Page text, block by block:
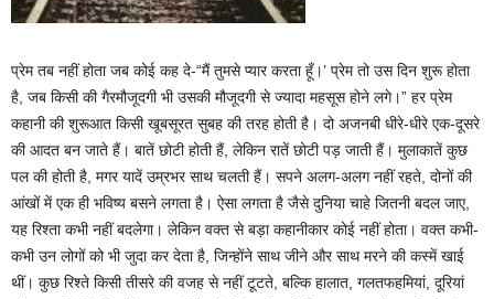
प्रेम तब नहीं होता जब कोई कह दे-“मैं तुमसे प्यार करता हूँ।’ प्रेम तो उस दिन शुरू होता
है, जब किसी की गैरमौजूदगी भी उसकी मौजूदगी से ज्यादा महसूस होने लगे।” हर प्रेम
कहानी की शुरूआत किसी खूबसूरत सुबह की तरह होती है। दो अजनबी धीरे-धीरे एक-दूसरे
की आदत बन जाते हैं। बातें छोटी होती हैं, लेकिन रातें छोटी पड़ जाती हैं। मुलाकातें कुछ
पल की होती है, मगर यादें उम्रभर साथ चलती हैं। सपने अलग-अलग नहीं रहते, दोनों की
आंखों में एक ही भविष्य बसने लगता है। ऐसा लगता है जैसे दुनिया चाहे जितनी बदल जाए,
यह रिश्ता कभी नहीं बदलेगा। लेकिन वक्त से बड़ा कहानीकार कोई नहीं होता। वक्त कभी-
कभी उन लोगों को भी जुदा कर देता है, जिन्होंने साथ जीने और साथ मरने की कस्में खाई
थीं। कुछ रिश्ते किसी तीसरे की वजह से नहीं टूटते, बल्कि हालात, गलतफहमियां, दूरियां